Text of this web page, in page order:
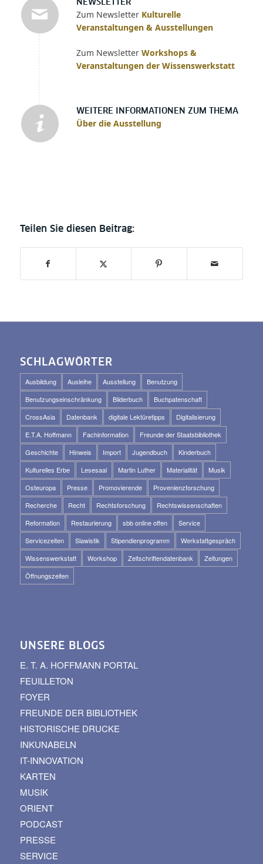
NEWSLETTER
Zum Newsletter Kulturelle
Veranstaltungen & Ausstellungen
Zum Newsletter Workshops &
Veranstaltungen der Wissenswerkstatt
WEITERE INFORMATIONEN ZUM THEMA
Über die Ausstellung
SCHLAGWÖRTER
Ausbildung Ausleihe Ausstellung
Benutzung
Benutzungseinschränkung
Bilderbuch
Buchpatenschaft
CrossAsia
Datenbank digitale Lektüretipps
Digitalisierung
E.T.A. Hoffmann
Fachinformation
Freunde der Staatsbibliothek
Geschichte
Hinweis Import Jugendbuch
Kinderbuch
Kulturelles Erbe
Lesesaal Martin Luther Materialität
Musik
Osteuropa
Presse Promovierende
Provenienzforschung
Recherche
Recht Rechtsforschung
Rechtswissenschaften
Reformation
Restaurierung sbb online offen
Service
Servicezeiten
Slawistik Stipendienprogramm
Werkstattgespräch
Wissenswerkstatt
Workshop Zeitschriftendatenbank
Zeitungen
Öffnungszeiten
UNSERE BLOGS
E. T. A. HOFFMANN PORTAL
FEUILLETON
FOYER
FREUNDE DER BIBLIOTHEK
HISTORISCHE DRUCKE
INKUNABELN
IT-INNOVATION
KARTEN
MUSIK
ORIENT
PODCAST
PRESSE
SERVICE